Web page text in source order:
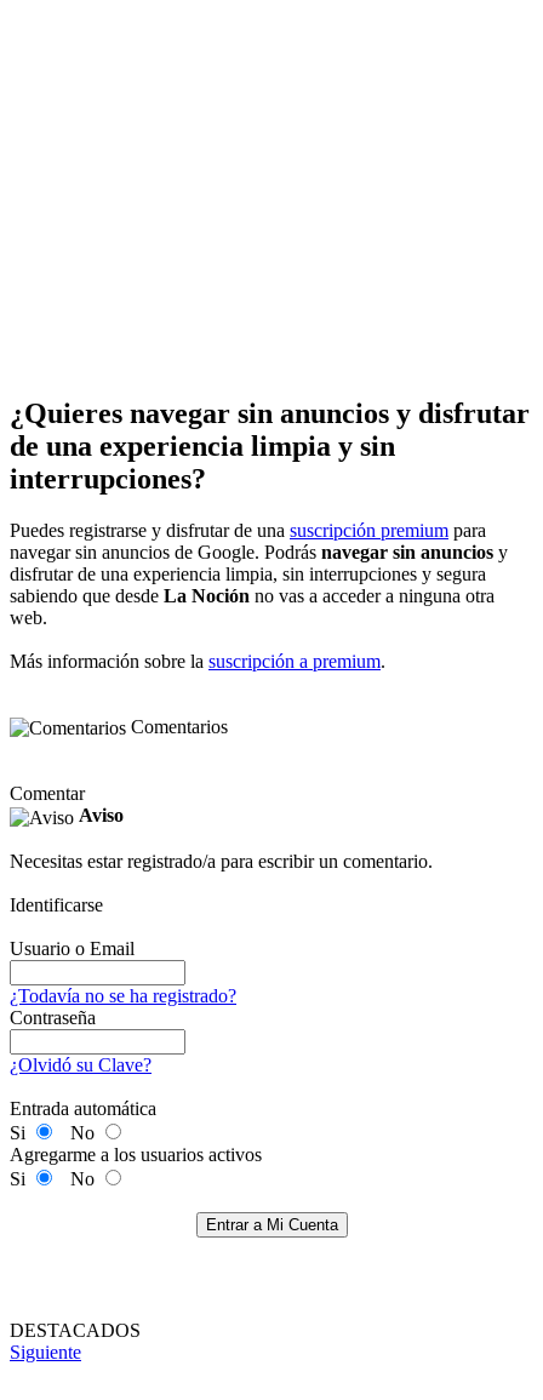
¿Quieres navegar sin anuncios y disfrutar
de una experiencia limpia y sin
interrupciones?
Puedes registrarse y disfrutar de una suscripción premium para
navegar sin anuncios de Google. Podrás navegar sin anuncios y
disfrutar de una experiencia limpia, sin interrupciones y segura
sabiendo que desde La Noción no vas a acceder a ninguna otra
web.
Más información sobre la suscripción a premium.
Comentarios
Comentar
Aviso
Necesitas estar registrado/a para escribir un comentario.
Identificarse
Usuario o Email
¿Todavía no se ha registrado?
Contraseña
¿Olvidó su Clave?
Entrada automática
Si
No
Agregarme a los usuarios activos
Si
No
Entrar a Mi Cuenta
DESTACADOS
Siguiente